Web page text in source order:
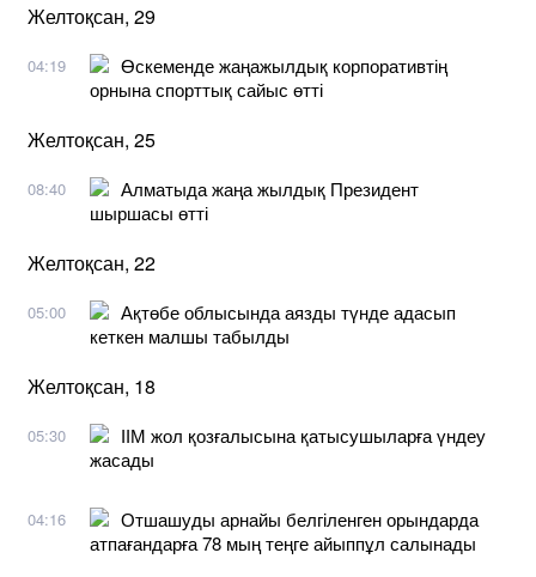
Желтоқсан, 29
04:19
Өскеменде жаңажылдық корпоративтің
орнына спорттық сайыс өтті
Желтоқсан, 25
08:40
Алматыда жаңа жылдық Президент
шыршасы өтті
Желтоқсан, 22
05:00
Ақтөбе облысында аязды түнде адасып
кеткен малшы табылды
Желтоқсан, 18
05:30
ІІМ жол қозғалысына қатысушыларға үндеу
жасады
04:16
Отшашуды арнайы белгіленген орындарда
атпағандарға 78 мың теңге айыппұл салынады